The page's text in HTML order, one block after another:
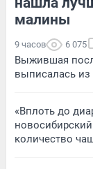
малины
9 часов 6 075
Выжившая
выписалась
«Вплоть до
количество